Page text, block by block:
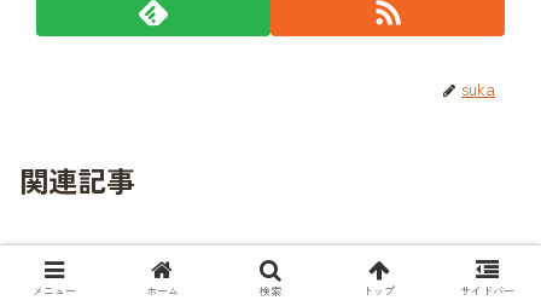
suka
関連記事
高コスパサイコン iGPSPORT
iGS630【35時間稼働】
メニュー ホーム 検索 トップ サイドバー